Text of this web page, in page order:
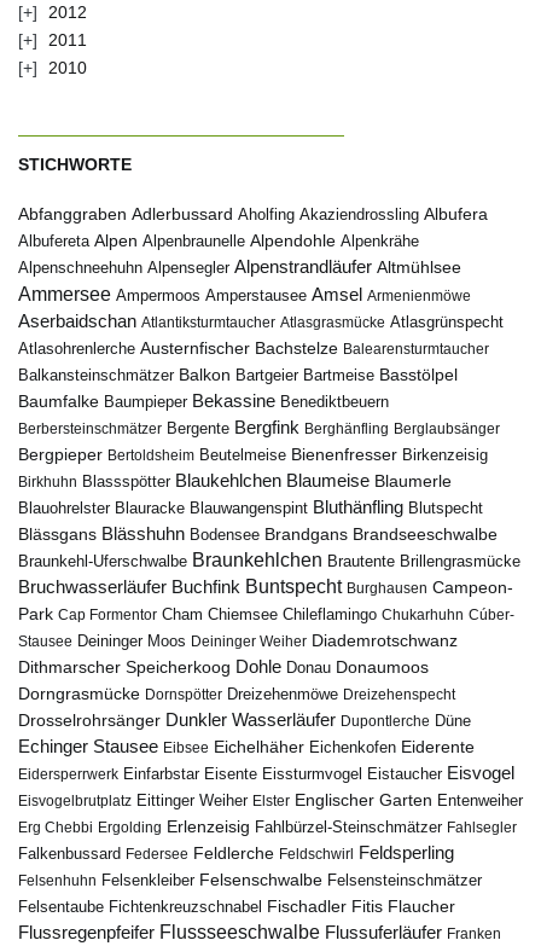
2012
2011
2010
STICHWORTE
Abfanggraben Adlerbussard Aholfing Akaziendrossling Albufera
Albufereta Alpen Alpenbraunelle Alpendohle Alpenkrähe
Alpenschneehuhn Alpensegler Alpenstrandläufer Altmühlsee
Ammersee Ampermoos Amperstausee Amsel Armenienmöwe
Aserbaidschan Atlantiksturmtaucher Atlasgrasmücke Atlasgrünspecht
Atlasohrenlerche Austernfischer Bachstelze Balearensturmtaucher
Balkansteinschmätzer Balkon Bartgeier Bartmeise Basstölpel
Baumfalke Baumpieper Bekassine Benediktbeuern
Berbersteinschmätzer Bergente Bergfink Berghänfling Berglaubsänger
Bergpieper Bertoldsheim Beutelmeise Bienenfresser Birkenzeisig
Birkhuhn Blassspötter Blaukehlchen Blaumeise Blaumerle
Blauohrelster Blauracke Blauwangenspint Bluthänfling Blutspecht
Blässgans Blässhuhn Bodensee Brandgans Brandseeschwalbe
Braunkehl-Uferschwalbe Braunkehlchen Brautente Brillengrasmücke
Bruchwasserläufer Buchfink Buntspecht Burghausen Campeon-
Park Cap Formentor Cham Chiemsee Chileflamingo Chukarhuhn Cúber-
Stausee Deininger Moos Deininger Weiher Diademrotschwanz
Dithmarscher Speicherkoog Dohle Donau Donaumoos
Dorngrasmücke Dornspötter Dreizehenmöwe Dreizehenspecht
Drosselrohrsänger Dunkler Wasserläufer Dupontlerche Düne
Echinger Stausee Eibsee Eichelhäher Eichenkofen Eiderente
Eidersperrwerk Einfarbstar Eisente Eissturmvogel Eistaucher Eisvogel
Eisvogelbrutplatz Eittinger Weiher Elster Englischer Garten Entenweiher
Erg Chebbi Ergolding Erlenzeisig Fahlbürzel-Steinschmätzer Fahlsegler
Falkenbussard Federsee Feldlerche Feldschwirl Feldsperling
Felsenhuhn Felsenkleiber Felsenschwalbe Felsensteinschmätzer
Felsentaube Fichtenkreuzschnabel Fischadler Fitis Flaucher
Flussregenpfeifer Flussseeschwalbe Flussuferläufer Franken